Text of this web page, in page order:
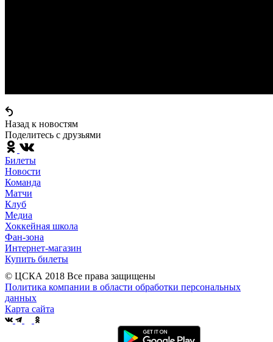
Назад к новостям
Поделитесь c друзьями
Билеты
Новости
Команда
Матчи
Клуб
Медиа
Хоккейная школа
Фан-зона
Интернет-магазин
Купить билеты
© ЦСКА 2018 Все права защищены
Политика компании в области обработки персональных
данных
Карта сайта